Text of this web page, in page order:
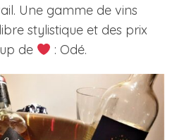
Une gamme de vins
stylistique et des prix
de
: Odé.